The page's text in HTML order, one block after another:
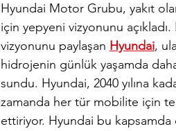
Hyundai Motor Grubu, yakıt
için yepyeni vizyonunu
vizyonunu paylaşan Hyundai,
hidrojenin günlük yaşamda daha
sundu. Hyundai, 2040 yılına
zamanda her tür mobilite için
ettiriyor. Hyundai bu